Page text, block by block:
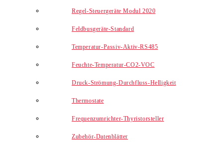
Regel-Steuergeräte Modul 2020
Feldbusgeräte-Standard
Temperatur-Passiv-Aktiv-RS485
Feuchte-Temperatur-CO2-VOC
Druck-Strömung-Durchfluss-Helligkeit
Thermostate
Frequenzumrichter-Thyristorsteller
Zubehör-Datenblätter